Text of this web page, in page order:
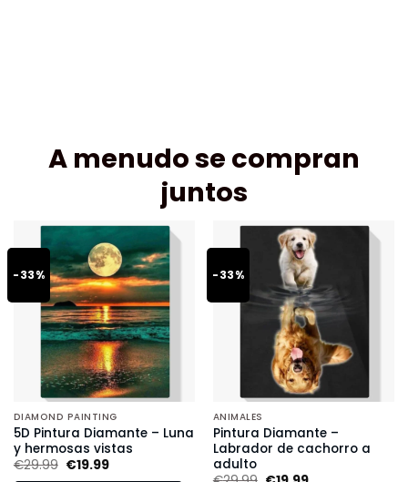
A menudo se compran
juntos
-33%
DIAMOND PAINTING
5D Pintura Diamante – Luna
y hermosas vistas
€29.99 €19.99
-33%
ANIMALES
Pintura Diamante –
Labrador de cachorro a
adulto